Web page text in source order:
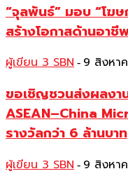
“จุลพันธ์” มอบ “โ
สร้างโอกาสด้านอา
ผู้เขียน 3 SBN - 9 สิงหา
ขอเชิญชวนส่งผลงา
ASEAN–China
รางวัลกว่า 6 ล้านบาท
ผู้เขียน 3 SBN - 9 สิงหา